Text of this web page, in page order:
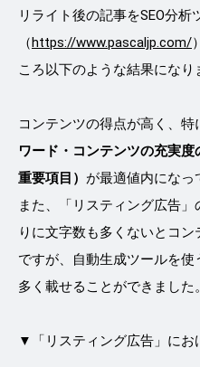
リライト後の記事をSEO分析
（https://www.pascaljp.com/
ころ以下のような結果になり
コンテンツの得点が高く、特
ワード・コンテンツの充実
重要項目） が最適値内になっ
また、「リスティング広告
りに文字数も多くないとコ
ですが、自動生成ツールを
多く載せることができました。
▼「リスティング広告」にお